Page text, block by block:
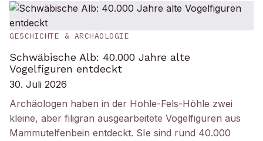
GESCHICHTE & ARCHÄOLOGIE
Schwäbische Alb: 40.000 Jahre alte
Vogelfiguren entdeckt
30. Juli 2026
Archäologen haben in der Hohle-Fels-Höhle zwei
kleine, aber filigran ausgearbeitete Vogelfiguren aus
Mammutelfenbein entdeckt. SIe sind rund 40.000